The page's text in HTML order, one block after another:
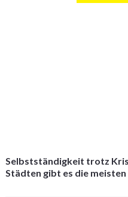
Selbstständigkeit trotz
Städten gibt es die